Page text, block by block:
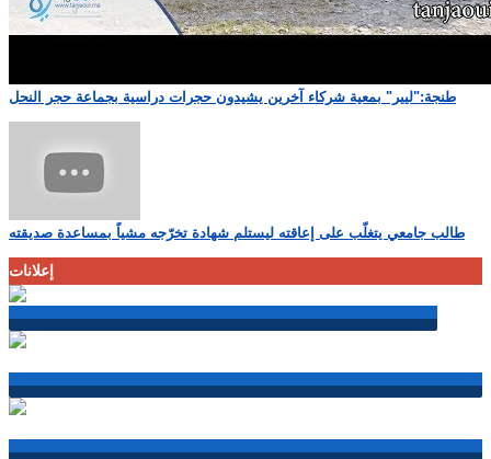
طنجة:"ليير" بمعية شركاء آخرين يشيدون حجرات دراسية بجماعة حجر النحل
طالب جامعي يتغلّب على إعاقته ليستلم شهادة تخرّجه مشياً بمساعدة صديقته
إعلانات